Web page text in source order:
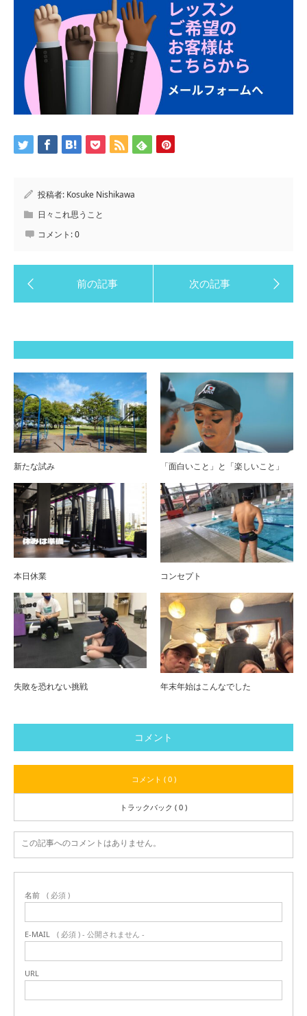
投稿者: Kosuke Nishikawa
日々これ思うこと
コメント:0
新たな試み 「面白いこと」と「楽しいこと」
本日休業 コンセプト
失敗を恐れない挑戦 年末年始はこんなでした
コメント
コメント ( 0 )
トラックバック ( 0 )
この記事へのコメントはありません。
名前 ( 必須 )
E-MAIL ( 必須 ) - 公開されません -
URL